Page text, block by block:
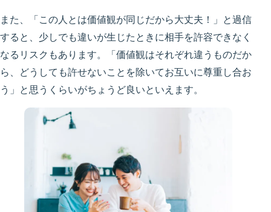
また、「この人とは価値観が同じだから大丈夫！」と過信
すると、少しでも違いが生じたときに相手を許容できなく
なるリスクもあります。「価値観はそれぞれ違うものだか
ら、どうしても許せないことを除いてお互いに尊重し合お
う」と思うくらいがちょうど良いといえます。